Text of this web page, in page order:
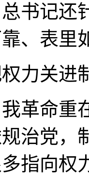
记还针
、表里
关进
命重在
治党，
指向权